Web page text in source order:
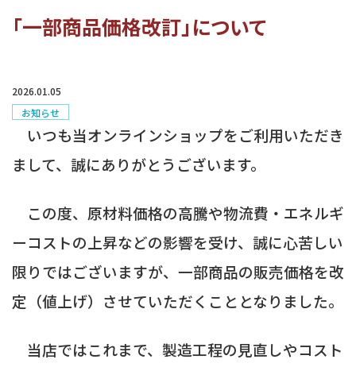
「一部商品価格改訂」について
2026.01.05
お知らせ
いつも当オンラインショップをご利用いただき
まして、誠にありがとうございます。
この度、原材料価格の高騰や物流費・エネルギ
ーコストの上昇などの影響を受け、誠に心苦しい
限りではございますが、一部商品の販売価格を改
定（値上げ）させていただくこととなりました。
当店ではこれまで、製造工程の見直しやコスト